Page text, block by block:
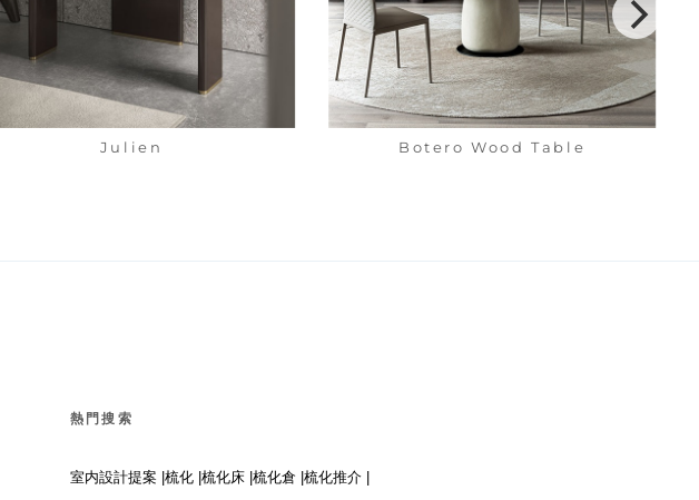
Julien Botero Wood Table
熱門搜索
室内設計提案 | 梳化 | 梳化床 | 梳化倉 | 梳化推介 |